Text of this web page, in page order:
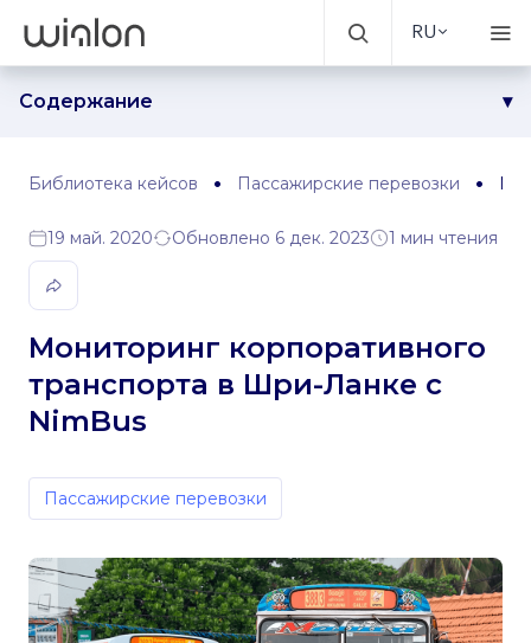
RU
Содержание
Решение
Библиотека кейсов Пассажирские перевозки
19 май. 2020 Обновлено 6 дек. 2023 1 мин чтения
Мониторинг корпоративного
транспорта в Шри-Ланке с
NimBus
Пассажирские перевозки